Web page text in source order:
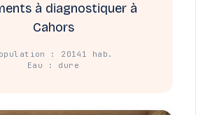
à diagnostiquer à
Cahors
: 20141 hab.
Eau : dure